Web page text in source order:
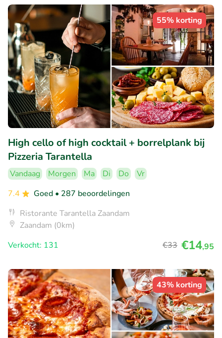
55% korting
High cello of high cocktail + borrelplank bij
Pizzeria Tarantella
Vandaag Morgen Ma Di Do
Vr
7.4
Goed • 287 beoordelingen
Ristorante Tarantella Zaandam
Zaandam (0km)
Verkocht: 131
€33 €14,95
43% korting